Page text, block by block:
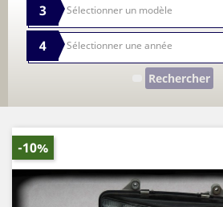
3
4
Rechercher
-10%